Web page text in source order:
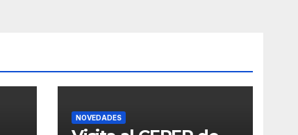
NOVEDADES